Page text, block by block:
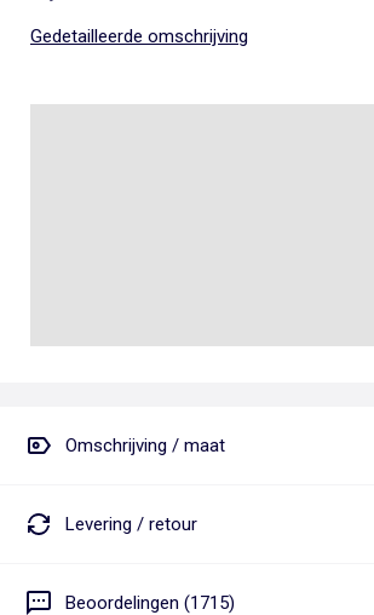
Gedetailleerde omschrijving
Omschrijving / maat
Levering / retour
Beoordelingen (1715)